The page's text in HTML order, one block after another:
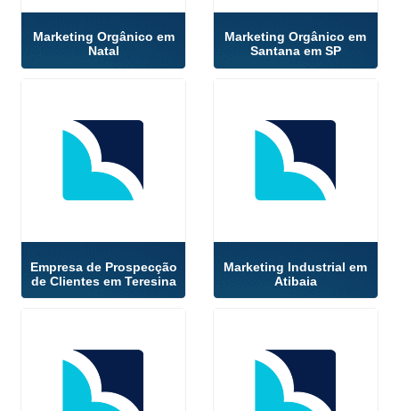
Marketing Orgânico em
Natal
Marketing Orgânico em
Santana em SP
Empresa de Prospecção
de Clientes em Teresina
Marketing Industrial em
Atibaia